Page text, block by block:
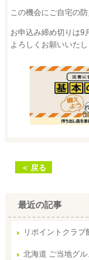
この機会にご自宅の
お申込み締め切りは9
よろしくお願いいたし
＜ 戻る
最近の記事
リポイントクラブ
北海道 ご当地グル